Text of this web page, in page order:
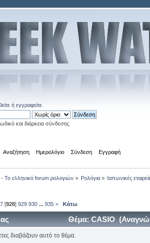
ή εγγραφείτε.
και διάρκεια σύνδεσης
Αναζήτηση Ημερολόγιο Σύνδεση Εγγραφή
Το ελληνικό forum ρολογιών » Ρολόγια » Ιαπωνικές
[928] 929 930 ... 935 > Κάτω
Θέμα: CASIO
διαβάζουν αυτό το θέμα.